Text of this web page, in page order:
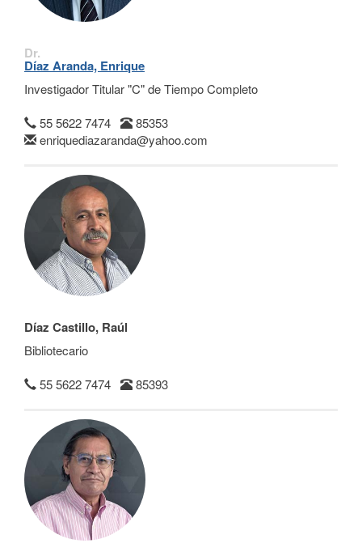
Dr.
Díaz Aranda, Enrique
Investigador Titular "C" de Tiempo Completo
55 5622 7474
85353
enriquediazaranda@yahoo.com
Díaz Castillo, Raúl
Bibliotecario
55 5622 7474
85393